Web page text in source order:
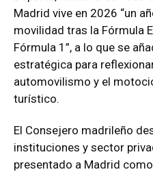
Madrid vive en 2026 “un
movilidad tras la Fórmula
Fórmula 1”, a lo que se
estratégica para
automovilismo y el
turístico.
El Consejero madrileño
instituciones y sector
presentado a Madrid